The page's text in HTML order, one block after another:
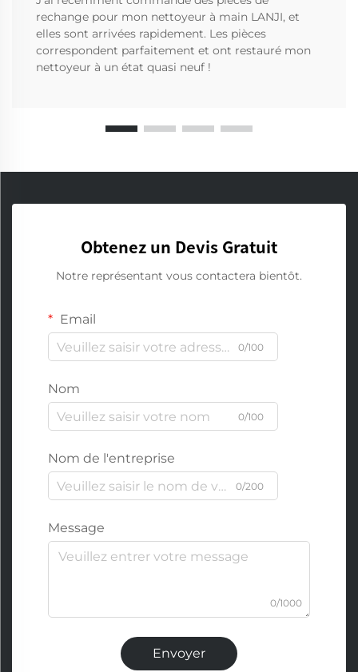
rechange pour mon nettoyeur à main LANJI, et
elles sont arrivées rapidement. Les pièces
correspondent parfaitement et ont restauré mon
nettoyeur à un état quasi neuf !
Obtenez un Devis Gratuit
Notre représentant vous contactera bientôt.
Email
0/100
Nom
0/100
Nom de l'entreprise
0/200
Message
0/1000
Envoyer